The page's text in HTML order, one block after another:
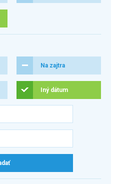
Na zajtra
Iný dátum